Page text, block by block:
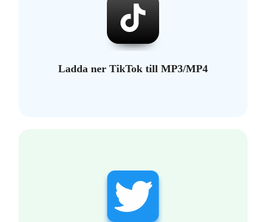
Ladda ner TikTok till MP3/MP4